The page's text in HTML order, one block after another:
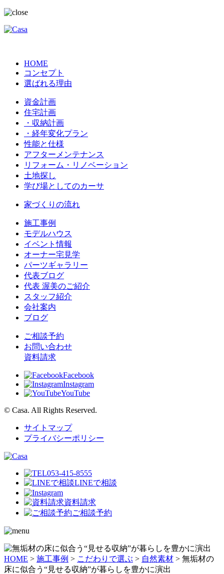
HOME
コンセプト
選ばれる理由
資金計画
住宅計画
・収納計画
・経年変化プラン
性能と仕様
アフターメンテナンス
リフォーム・リノベーション
土地探し
学び場としてのカーサ
家づくりの流れ
施工事例
モデルハウス
イベント情報
オーナー宅見学
パーツギャラリー
代表ブログ
代表 渥美のご紹介
スタッフ紹介
会社案内
ブログ
ご相談予約
お問い合わせ
資料請求
Facebook
Instagram
YouTube
© Casa. All Rights Reserved.
サイトマップ
プライバシーポリシー
053-415-8555
LINEで相談
資料請求
ご相談予約
HOME > 施工事例 > こだわりで選ぶ > 自然素材 > 無垢材の
床に似合う“見せる収納”が暮らしを豊かに演出